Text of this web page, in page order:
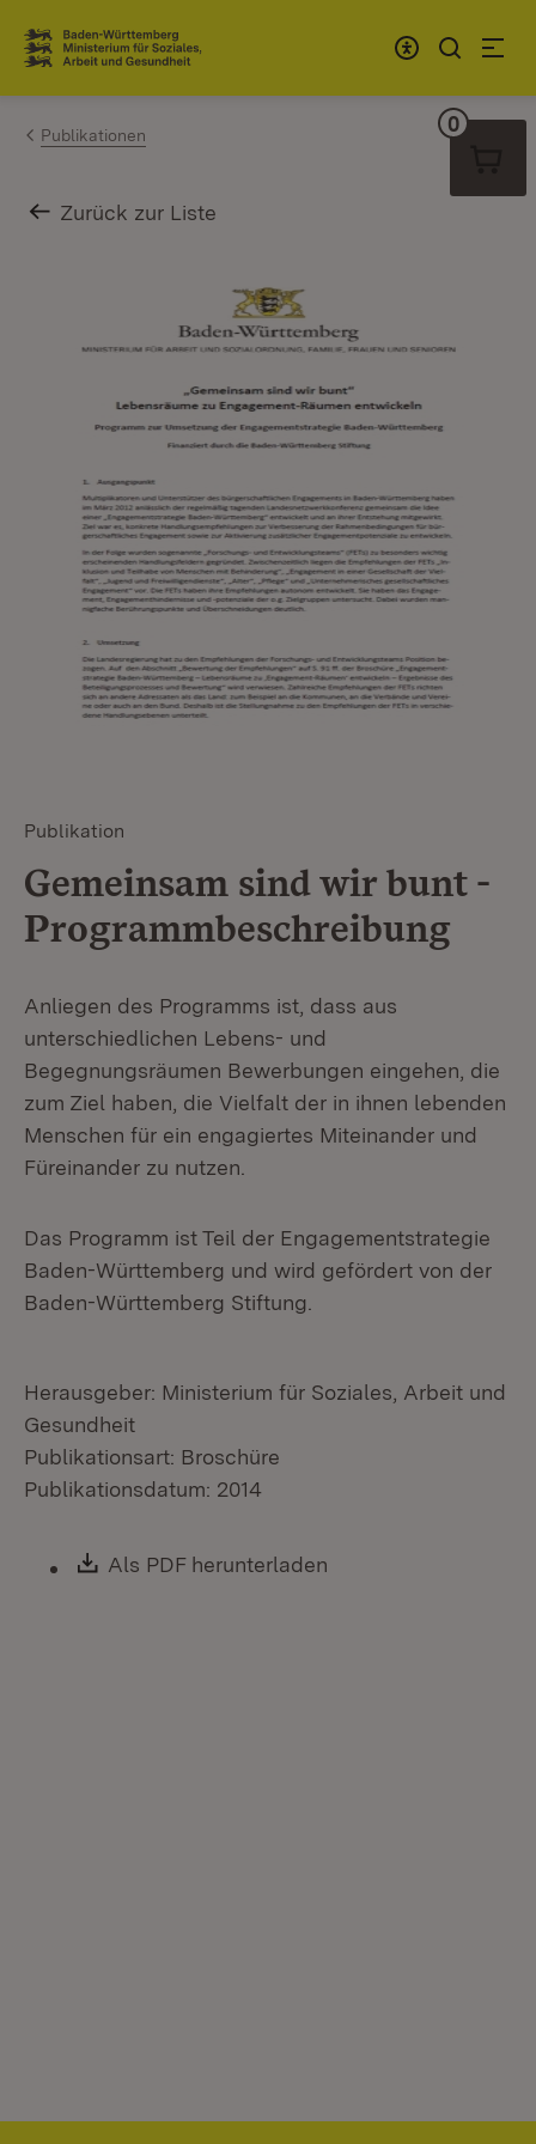
Zum Inhalt springen
Link zur Startseite
Publikationen
Zurück zur Liste
Publikation
Gemeinsam sind wir bunt -
Programmbeschreibung
Anliegen des Programms ist, dass aus
unterschiedlichen Lebens- und
Begegnungsräumen Bewerbungen eingehen, die
zum Ziel haben, die Vielfalt der in ihnen lebenden
Menschen für ein engagiertes Miteinander und
Füreinander zu nutzen.
Das Programm ist Teil der Engagementstrategie
Baden-Württemberg und wird gefördert von der
Baden-Württemberg Stiftung.
Herausgeber: Ministerium für Soziales, Arbeit und
Gesundheit
Publikationsart: Broschüre
Publikationsdatum: 2014
Download:
Als PDF herunterladen
0